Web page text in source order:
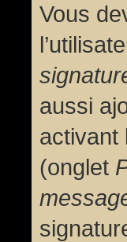
Vous
aussi
activant
(onglet